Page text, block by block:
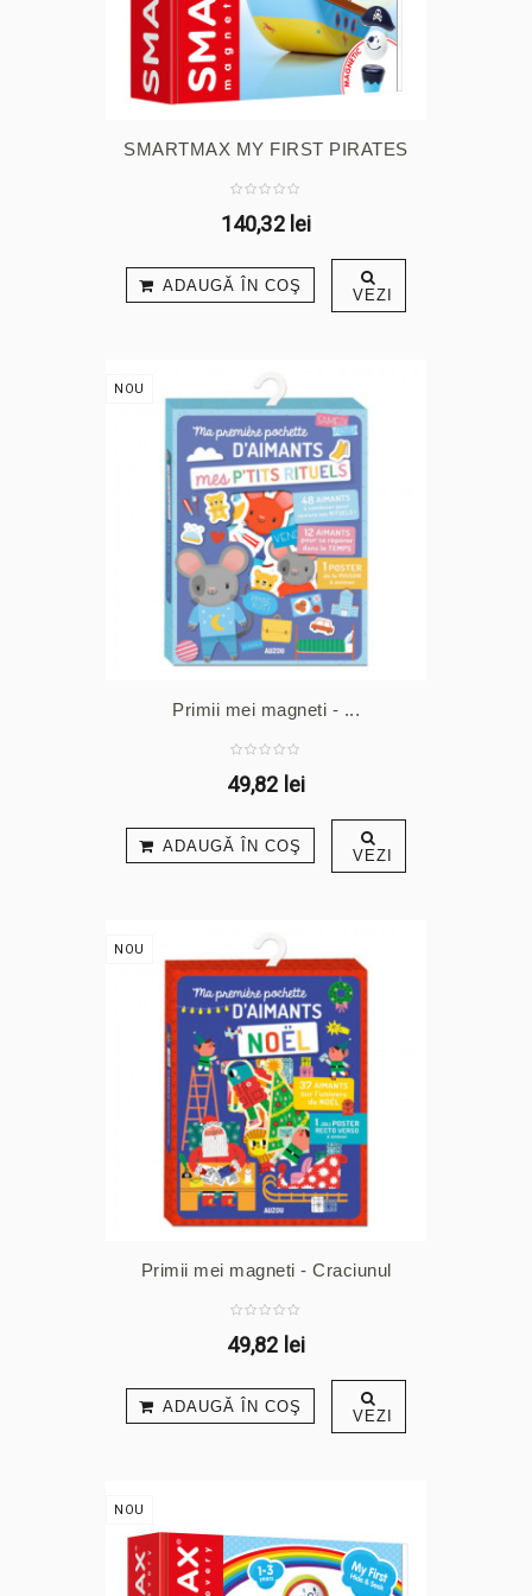
SMARTMAX MY FIRST PIRATES
140,32 lei
ADAUGĂ ÎN COŞ VEZI
NOU
Primii mei magneti - ...
49,82 lei
ADAUGĂ ÎN COŞ VEZI
NOU
Primii mei magneti - Craciunul
49,82 lei
ADAUGĂ ÎN COŞ VEZI
NOU